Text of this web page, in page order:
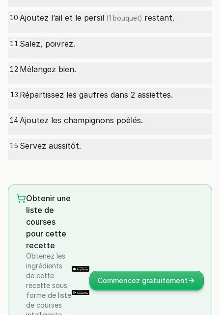
10 Ajoutez l’ail et le persil (1 bouquet) restant.
11 Salez, poivrez.
12 Mélangez bien.
13 Répartissez les gaufres dans 2 assiettes.
14 Ajoutez les champignons poêlés.
15 Servez aussitôt.
Obtenir une
liste de
courses
pour cette
recette
Obtenez les
ingrédients
de cette
recette sous
forme de liste
de courses
Commencez gratuitement